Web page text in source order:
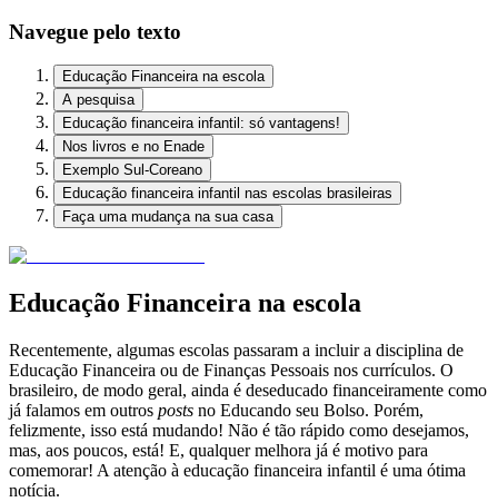
Navegue pelo texto
Educação Financeira na escola
A pesquisa
Educação financeira infantil: só vantagens!
Nos livros e no Enade
Exemplo Sul-Coreano
Educação financeira infantil nas escolas brasileiras
Faça uma mudança na sua casa
Educação Financeira na escola
Recentemente, algumas escolas passaram a incluir a disciplina de
Educação Financeira ou de Finanças Pessoais nos currículos. O
brasileiro, de modo geral, ainda é deseducado financeiramente como
já falamos em outros posts no Educando seu Bolso. Porém,
felizmente, isso está mudando! Não é tão rápido como desejamos,
mas, aos poucos, está! E, qualquer melhora já é motivo para
comemorar! A atenção à educação financeira infantil é uma ótima
notícia.